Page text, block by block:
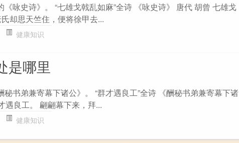
《咏史诗》。 “七雄戈戟乱如麻”全诗 《咏史诗》 唐代 胡曾 七雄戈
却思天竺住，便将徐甲去...
健康知识
是哪里
秘书弟兼寄幕下诸公》。 “群才遇良工”全诗 《酬秘书弟兼寄幕下诸
遇良工。 翩翩幕下来，拜...
健康知识